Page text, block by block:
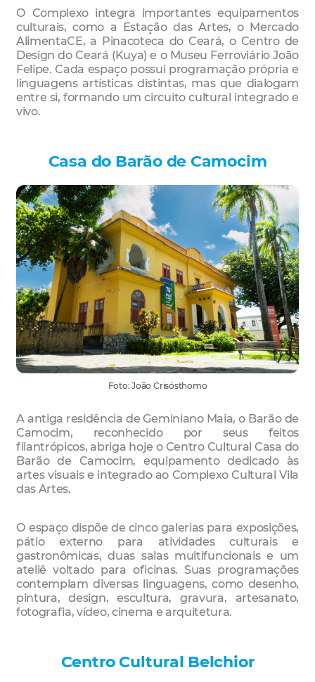
O Complexo integra importantes equipamentos
culturais, como a Estação das Artes, o Mercado
AlimentaCE, a Pinacoteca do Ceará, o Centro de
Design do Ceará (Kuya) e o Museu Ferroviário João
Felipe. Cada espaço possui programação própria e
linguagens artísticas distintas, mas que dialogam
entre si, formando um circuito cultural integrado e
vivo.
Casa do Barão de Camocim
Foto: João Crisósthomo
A antiga residência de Geminiano Maia, o Barão de
Camocim, reconhecido por seus feitos
filantrópicos, abriga hoje o Centro Cultural Casa do
Barão de Camocim, equipamento dedicado às
artes visuais e integrado ao Complexo Cultural Vila
das Artes.
O espaço dispõe de cinco galerias para exposições,
pátio externo para atividades culturais e
gastronômicas, duas salas multifuncionais e um
ateliê voltado para oficinas. Suas programações
contemplam diversas linguagens, como desenho,
pintura, design, escultura, gravura, artesanato,
fotografia, vídeo, cinema e arquitetura.
Centro Cultural Belchior